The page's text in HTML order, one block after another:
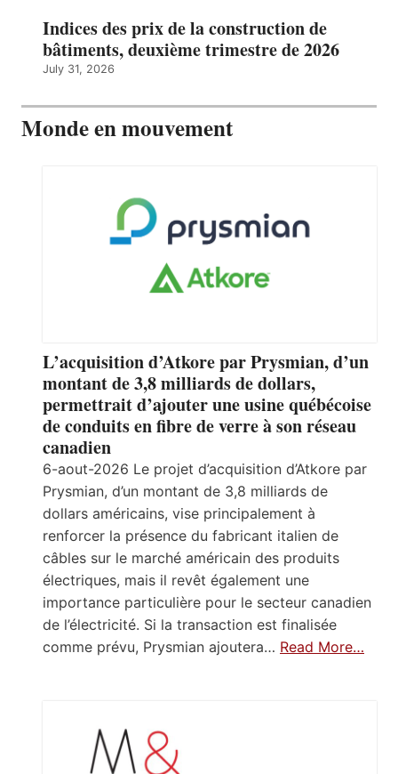
Indices des prix de la construction de
bâtiments, deuxième trimestre de 2026
July 31, 2026
Monde en mouvement
L’acquisition d’Atkore par Prysmian, d’un
montant de 3,8 milliards de dollars,
permettrait d’ajouter une usine québécoise
de conduits en fibre de verre à son réseau
canadien
6-aout-2026 Le projet d’acquisition d’Atkore par
Prysmian, d’un montant de 3,8 milliards de
dollars américains, vise principalement à
renforcer la présence du fabricant italien de
câbles sur le marché américain des produits
électriques, mais il revêt également une
importance particulière pour le secteur canadien
de l’électricité. Si la transaction est finalisée
comme prévu, Prysmian ajoutera… Read More…